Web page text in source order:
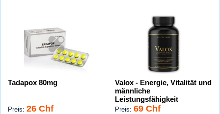
Tadapox 80mg
Preis: 26 Chf
Valox - Energie, Vitalität und
männliche
Leistungsfähigkeit
Preis: 69 Chf